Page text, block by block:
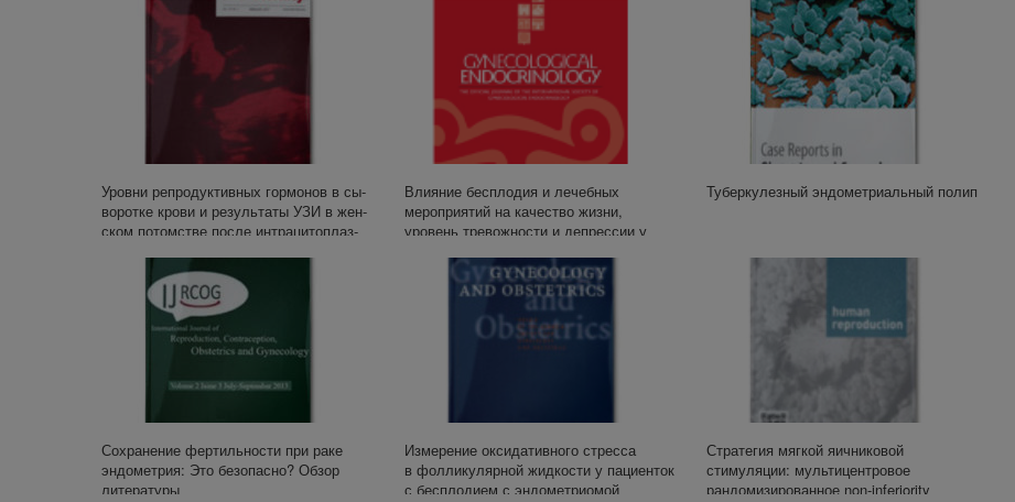
Уров­ни ре­про­дук­тив­ных гор­мо­нов в сы­
во­рот­ке кро­ви и ре­зуль­та­ты УЗИ в жен­
ском потом­стве по­сле ин­тра­ци­то­плаз­
пер­вые ре­зуль­та­ты
Влияние бесплодия и лечебных
мероприятий на качество жизни,
уровень тревожности и депрессии у
Туберкулезный эндометриальный полип
Сохранение фертильности при раке
эндометрия: Это безопасно? Обзор
литературы
Измерение оксидативного стресса
в фолликулярной жидкости у пациенток
с бесплодием с эндометриомой
Стратегия мягкой яичниковой
стимуляции: мультицентровое
рандомизированное non-inferiority